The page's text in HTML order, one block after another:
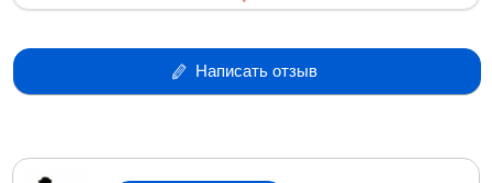
Написать отзыв